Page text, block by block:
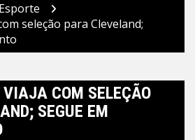
Esporte
seleção para Cleveland;
COM SELEÇÃO
SEGUE EM